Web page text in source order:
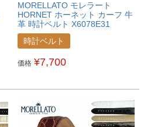
MORELLATO モレラート
HORNET ホーネット カーフ 牛
革 時計ベルト X6078E31
時計ベルト
価格 ¥7,700